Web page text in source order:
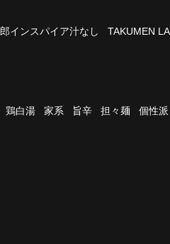
インスパイア汁なし
TAKUMEN
鶏白湯 家系 旨辛 担々麺
個性派